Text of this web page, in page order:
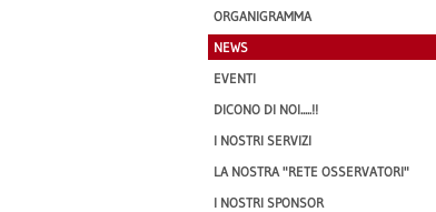
ORGANIGRAMMA
NEWS
EVENTI
DICONO DI NOI.....!!
I NOSTRI SERVIZI
LA NOSTRA "RETE OSSERVATORI"
I NOSTRI SPONSOR